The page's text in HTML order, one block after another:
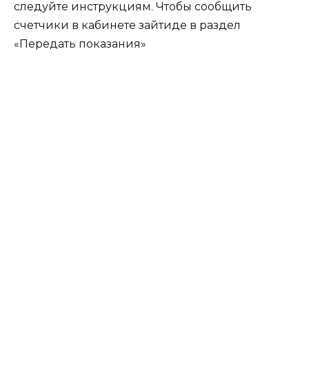
следуйте инструкциям. Чтобы сообщить
счетчики в кабинете зайтиде в раздел
«Передать показания»